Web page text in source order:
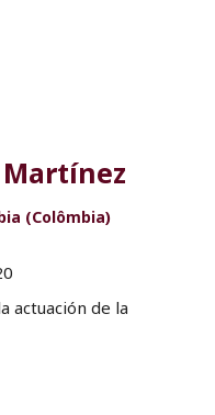
Martí­nez
(Colômbia)
actuación de la